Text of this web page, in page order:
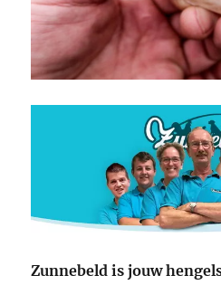
Zunnebeld is jouw